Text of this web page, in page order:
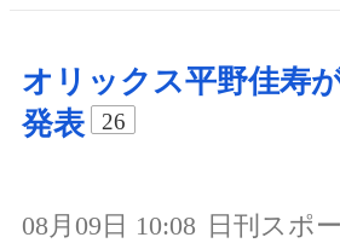
オリックス平野佳寿
発表
26
08月09日 10:08 日刊スポ